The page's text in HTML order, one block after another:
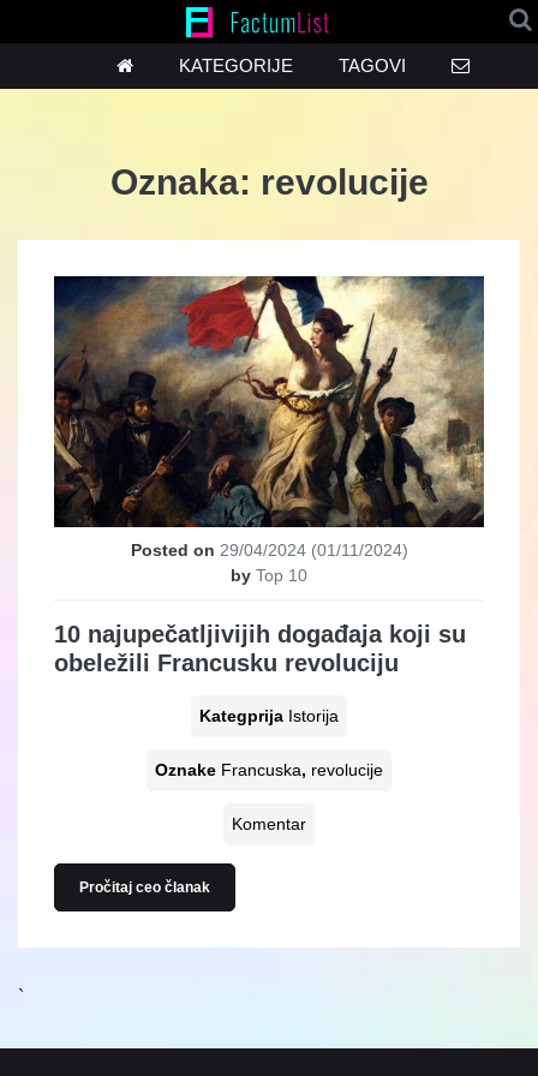
KATEGORIJE TAGOVI
Oznaka: revolucije
Posted on 29/04/2024(01/11/2024)
by Top 10
10 najupečatljivijih događaja koji su
obeležili Francusku revoluciju
Kategprija Istorija
Oznake Francuska, revolucije
Komentar
Pročitaj ceo članak
`